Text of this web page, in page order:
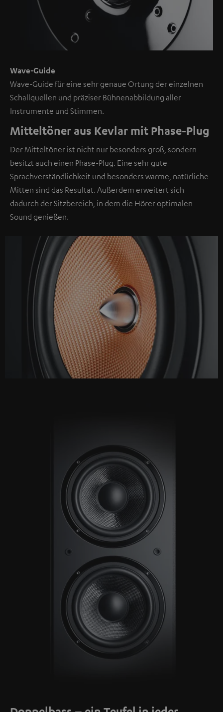
Wave-Guide
Wave-Guide für eine sehr genaue Ortung der einzelnen
Schallquellen und präziser Bühnenabbildung aller
Instrumente und Stimmen.
Mitteltöner aus Kevlar mit Phase-Plug
Der Mitteltöner ist nicht nur besonders groß, sondern
besitzt auch einen Phase-Plug. Eine sehr gute
Sprachverständlichkeit und besonders warme, natürliche
Mitten sind das Resultat. Außerdem erweitert sich
dadurch der Sitzbereich, in dem die Hörer optimalen
Sound genießen.